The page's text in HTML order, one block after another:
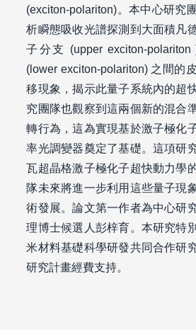
(exciton-polariton)。本中心研究
析瞬態吸收光譜探測到大面積凡
子分支 (upper exciton-
(lower exciton-polariton) 之間的
移現象，揭示此量子系統內的超
究團隊也觀察到這兩個新的混合
轉行為，這為實現基於激子極化
率光調變器奠定了基礎。這項研
瓦超晶格激子極化子超快動力學
隊未來將進一步利用這些量子現
術發展。論文第一作者為中心研
理博士候選人彭梓育。本研究特
米材料基礎科學研發共同合作研
研究計畫經費支持。